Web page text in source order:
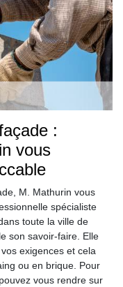
:
vous
M. Mathurin vous
spécialiste
toute la ville de
son savoir-faire. Elle
exigences et cela
ou en brique. Pour
vous rendre sur